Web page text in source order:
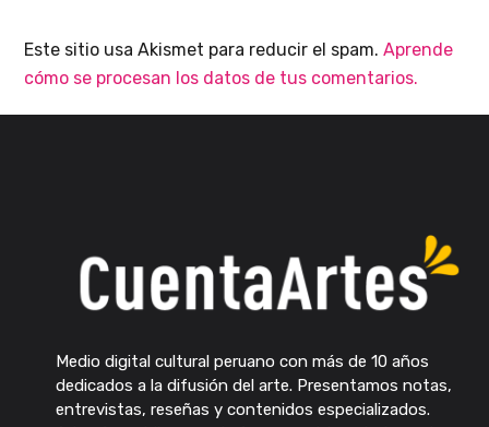
Este sitio usa Akismet para reducir el spam.Aprende
cómo se procesan los datos de tus comentarios.
Medio digital cultural peruano con más de 10 años
dedicados a la difusión del arte. Presentamos notas,
entrevistas, reseñas y contenidos especializados.